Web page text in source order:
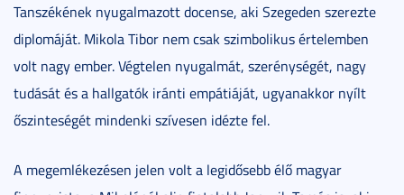
Tanszékének nyugalmazott docense, aki Szegeden szerezte
diplomáját. Mikola Tibor nem csak szimbolikus értelemben
volt nagy ember. Végtelen nyugalmát, szerénységét, nagy
tudását és a hallgatók iránti empátiáját, ugyanakkor nyílt
őszinteségét mindenki szívesen idézte fel.
A megemlékezésen jelen volt a legidősebb élő magyar